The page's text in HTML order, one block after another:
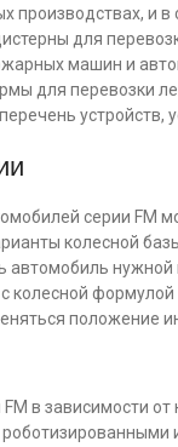
производствах, и
для
машин и
для перевозки
устройств,
серии FM
колесной
автомобиль нужной
колесной
положение
в зависимости